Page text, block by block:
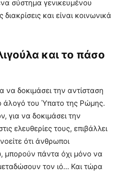
σύστημα γενικευμένου
και είναι κοινωνικά
και το πάσο
να δοκιμάσει την αντίσταση
άλογό του Ύπατο της Ρώμης.
να δοκιμάσει την
ελευθερίες τους, επιβάλλει
ότι άνθρωποι
μπορούν πάντα όχι μόνο να
τον ιό… Και τώρα